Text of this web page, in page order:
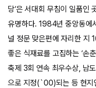
당’은 서대회 무침이 일품인
유명하다. 1984년 중앙동에
널 정문 맞은편에 자리한 지
좋은 식재료를 고집하는 ‘손
축제 3회 연속 최우수상, 남
으로 지정(`00)되는 등 현지